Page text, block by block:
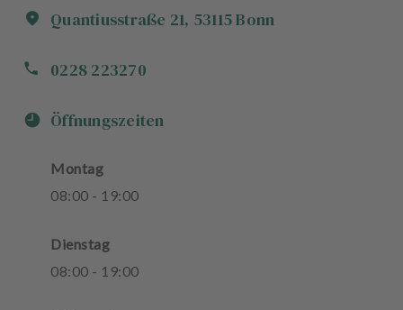
Quantiusstraße 21, 53115Bonn
0228 223270
Öffnungszeiten
Montag
08:00 - 19:00
Dienstag
08:00 - 19:00